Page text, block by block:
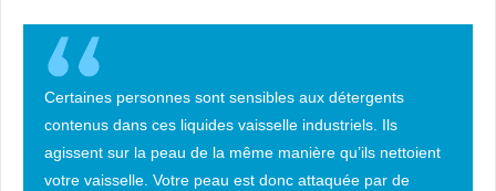
Certaines personnes sont sensibles aux détergents
contenus dans ces liquides vaisselle industriels. Ils
agissent sur la peau de la même manière qu’ils nettoient
votre vaisselle. Votre peau est donc attaquée par de